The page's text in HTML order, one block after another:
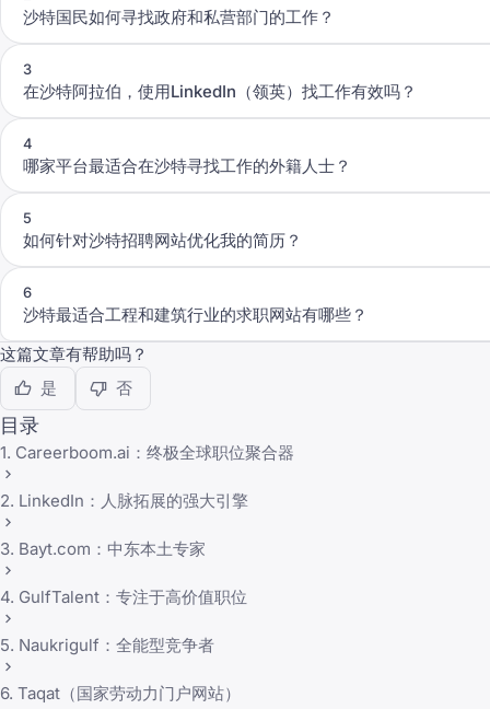
沙特国民如何寻找政府和私营部门的工作？
3
在沙特阿拉伯，使用LinkedIn（领英）找工作有效吗？
4
哪家平台最适合在沙特寻找工作的外籍人士？
5
如何针对沙特招聘网站优化我的简历？
6
沙特最适合工程和建筑行业的求职网站有哪些？
这篇文章有帮助吗？
是
否
目录
1. Careerboom.ai：终极全球职位聚合器
2. LinkedIn：人脉拓展的强大引擎
3. Bayt.com：中东本土专家
4. GulfTalent：专注于高价值职位
5. Naukrigulf：全能型竞争者
6. Taqat（国家劳动力门户网站）